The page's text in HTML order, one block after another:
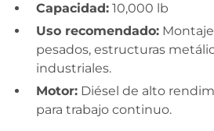
Capacidad: 10,000 lb
Uso recomendado:
pesados, estructuras
industriales.
Motor: Diésel de alto
para trabajo continuo.